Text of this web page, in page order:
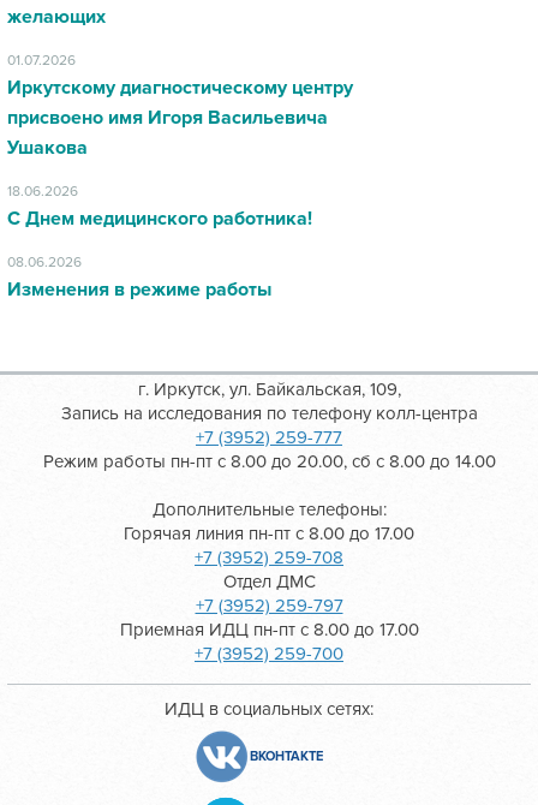
желающих
01.07.2026
Иркутскому диагностическому центру
присвоено имя Игоря Васильевича
Ушакова
18.06.2026
С Днем медицинского работника!
08.06.2026
Изменения в режиме работы
г. Иркутск, ул. Байкальская, 109,
Запись на исследования по телефону колл-центра
+7 (3952) 259-777
Режим работы пн-пт с 8.00 до 20.00, сб с 8.00 до 14.00
Дополнительные телефоны:
Горячая линия пн-пт с 8.00 до 17.00
+7 (3952) 259-708
Отдел ДМС
+7 (3952) 259-797
Приемная ИДЦ пн-пт с 8.00 до 17.00
+7 (3952) 259-700
ИДЦ в социальных сетях:
ВКОНТАКТЕ